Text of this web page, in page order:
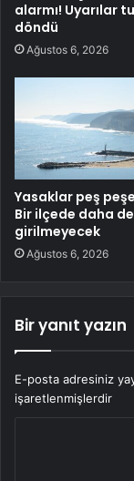
alarmı! Uyarılar
döndü
Ağustos 6, 2026
Yasaklar peş
Bir ilçede daha
girilmeyecek
Ağustos 6, 2026
Bir yanıt yazın
E-posta adresiniz
işaretlenmişlerdir